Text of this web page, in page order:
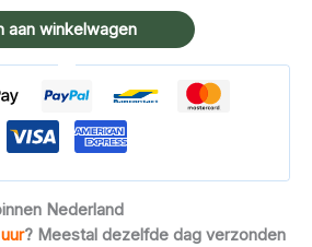
aan winkelwagen
Nederland
? Meestal dezelfde dag verzonden